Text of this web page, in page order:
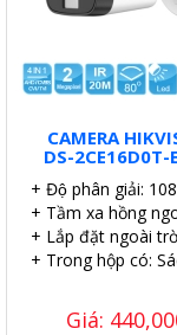
CAMERA
DS-2CE16D0T-
+ Độ phân giải:
+ Tầm xa hồng
+ Lắp đặt ngoài
+ Trong hộp có:
Giá: